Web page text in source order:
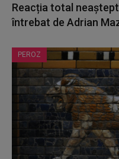
Reacția total
întrebat de Adrian
PEROZ